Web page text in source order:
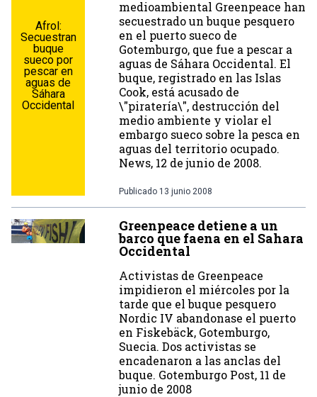
Afrol:
Secuestran
buque
sueco por
pescar en
aguas de
Sáhara
Occidental
medioambiental Greenpeace han
secuestrado un buque pesquero
en el puerto sueco de
Gotemburgo, que fue a pescar a
aguas de Sáhara Occidental. El
buque, registrado en las Islas
Cook, está acusado de
\"piratería\", destrucción del
medio ambiente y violar el
embargo sueco sobre la pesca en
aguas del territorio ocupado.
News, 12 de junio de 2008.
Publicado 13 junio 2008
Greenpeace detiene a un
barco que faena en el Sahara
Occidental
Activistas de Greenpeace
impidieron el miércoles por la
tarde que el buque pesquero
Nordic IV abandonase el puerto
en Fiskebäck, Gotemburgo,
Suecia. Dos activistas se
encadenaron a las anclas del
buque. Gotemburgo Post, 11 de
junio de 2008